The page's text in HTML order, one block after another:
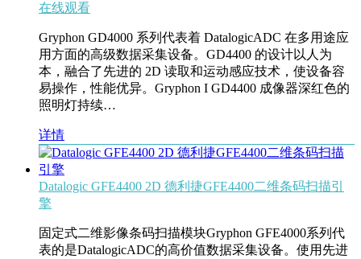
在线观看
Gryphon GD4000 系列代表着 DatalogicADC 在多用途应
用方面的高级数据采集设备。GD4400 的设计以人为
本，融合了先进的 2D 读取和运动感应技术，使设备容
易操作，性能优异。Gryphon I GD4400 成像器深红色的
照明灯持续…
详情
Datalogic GFE4400 2D 德利捷GFE4400二维条码扫描引
擎
固定式二维影像条码扫描模块Gryphon GFE4000系列代
表的是DatalogicADC的高价值数据采集设备。使用先进